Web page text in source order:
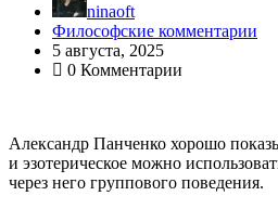
ninaoft
Философские комментарии
5 августа, 2025
0 Комментарии
Александр Панченко хорошо
и эзотерическое можно
через него группового поведения.